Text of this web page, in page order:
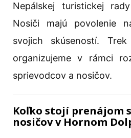
Nepálskej turistickej
Nosiči majú povolenie
svojich skúseností.
organizujeme v rámci
sprievodcov a nosičov.
Koľko stojí prenájom
nosičov v Hornom